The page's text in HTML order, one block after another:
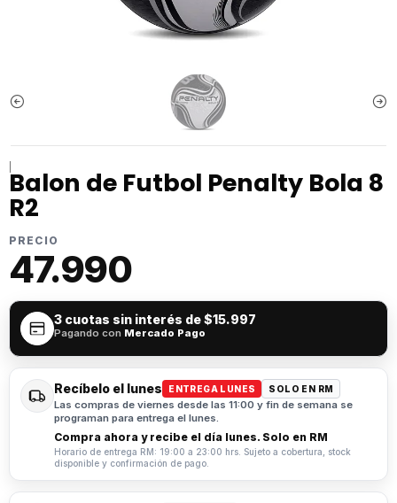
Balon de Futbol Penalty Bola 8
R2
PRECIO
47.990
3 cuotas sin interés de$15.997
Pagando con Mercado Pago
Recíbelo el lunes ENTREGA LUNES SOLO EN RM
Las compras de viernes desde las 11:00 y fin de semana se
programan para entrega el lunes.
Compra ahora y recibe el día lunes. Solo en RM
Horario de entrega RM: 19:00 a 23:00 hrs. Sujeto a cobertura, stock
disponible y confirmación de pago.